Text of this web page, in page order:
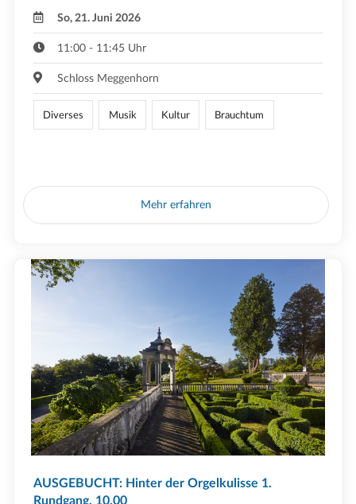
So, 21. Juni 2026
11:00 - 11:45 Uhr
Schloss Meggenhorn
Diverses Musik Kultur Brauchtum
Mehr erfahren
AUSGEBUCHT: Hinter der Orgelkulisse 1.
Rundgang, 10.00